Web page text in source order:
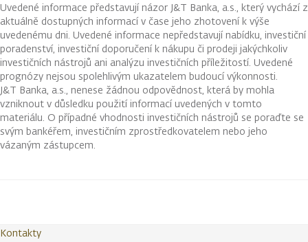
Uvedené informace představují názor J&T Banka, a.s., který vychází z
aktuálně dostupných informací v čase jeho zhotovení k výše
uvedenému dni. Uvedené informace nepředstavují nabídku, investiční
poradenství, investiční doporučení k nákupu či prodeji jakýchkoliv
investičních nástrojů ani analýzu investičních příležitostí. Uvedené
prognózy nejsou spolehlivým ukazatelem budoucí výkonnosti.
J&T Banka, a.s., nenese žádnou odpovědnost, která by mohla
vzniknout v důsledku použití informací uvedených v tomto
materiálu. O případné vhodnosti investičních nástrojů se poraďte se
svým bankéřem, investičním zprostředkovatelem nebo jeho
vázaným zástupcem.
Kontakty